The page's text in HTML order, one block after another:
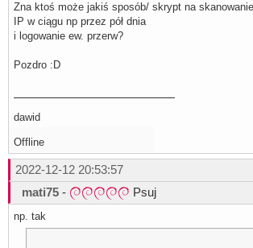
Zna ktoś może jakiś sposób/ skrypt na
IP w ciągu np przez pół dnia
i logowanie ew. przerw?
Pozdro :D
dawid
Offline
2022-12-12 20:53:57
mati75 - Psuj
np. tak